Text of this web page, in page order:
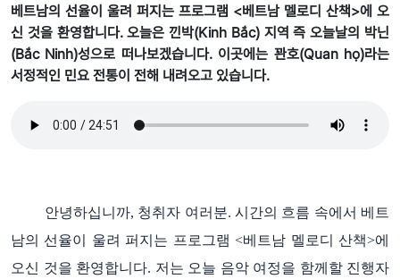
베트남의 선율이 울려 퍼지는 프로그램 <베트남 멜로디 산책>에 오
신 것을 환영합니다. 오늘은 낀박(Kinh Bắc) 지역 즉 오늘날의 박닌
(Bắc Ninh)성으로 떠나보겠습니다. 이곳에는 꽌호(Quan họ)라는
서정적인 민요 전통이 전해 내려오고 있습니다.
안녕하십니까, 청취자 여러분. 시간의 흐름 속에서 베트
남의 선율이 울려 퍼지는 프로그램 <베트남 멜로디 산책>에
오신 것을 환영합니다. 저는 오늘 음악 여정을 함께할 진행자